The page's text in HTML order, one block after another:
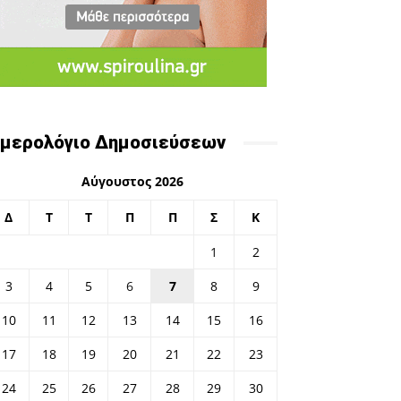
Δημοσιεύσεων
Αύγουστος 2026
Δ Τ Τ Π Π Σ Κ
1
2
3
4 5 6 7 8
9
10
11 12 13 14 15
16
17
18 19 20 21 22
23
24
25 26 27 28 29 30